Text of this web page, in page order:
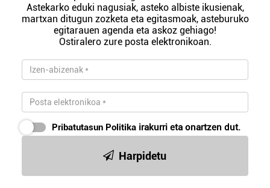
Astekarko eduki nagusiak, asteko albiste ikusienak,
martxan ditugun zozketa eta egitasmoak, asteburuko
egitarauen agenda eta askoz gehiago!
Ostiralero zure posta elektronikoan.
Pribatutasun Politika irakurri eta onartzen dut.
Harpidetu